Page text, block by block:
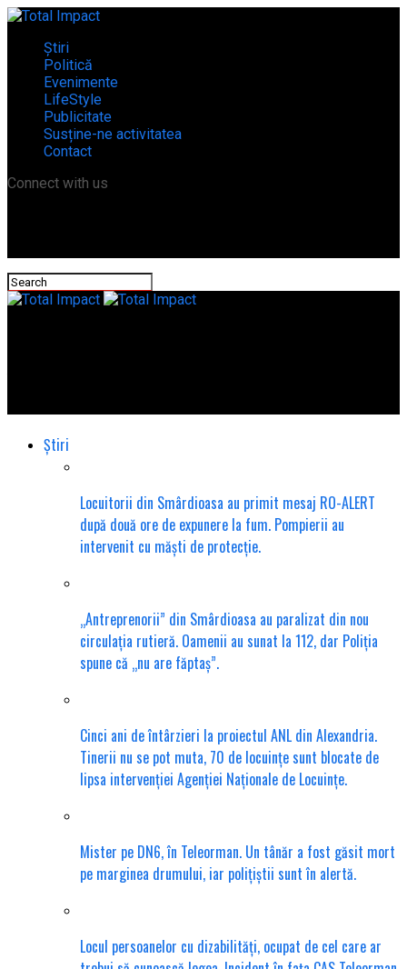
Știri
Politică
Evenimente
LifeStyle
Publicitate
Susține-ne activitatea
Contact
Connect with us
Știri
Locuitorii din Smârdioasa au primit mesaj RO-ALERT
după două ore de expunere la fum. Pompierii au
intervenit cu măști de protecție.
„Antreprenorii” din Smârdioasa au paralizat din nou
circulația rutieră. Oamenii au sunat la 112, dar Poliția
spune că „nu are făptaș”.
Cinci ani de întârzieri la proiectul ANL din Alexandria.
Tinerii nu se pot muta, 70 de locuințe sunt blocate de
lipsa intervenției Agenției Naționale de Locuințe.
Mister pe DN6, în Teleorman. Un tânăr a fost găsit mort
pe marginea drumului, iar polițiștii sunt în alertă.
Locul persoanelor cu dizabilități, ocupat de cel care ar